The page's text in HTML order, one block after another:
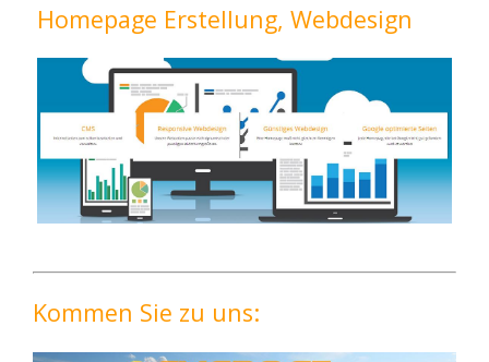
Homepage Erstellung, Webdesign
Kommen Sie zu uns: